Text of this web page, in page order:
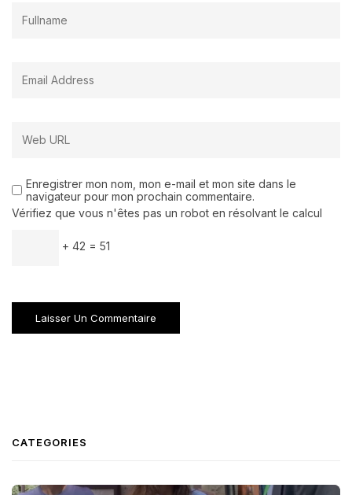
Enregistrer mon nom, mon e-mail et mon site dans le
navigateur pour mon prochain commentaire.
Vérifiez que vous n'êtes pas un robot en résolvant le calcul
+ 42 = 51
CATEGORIES